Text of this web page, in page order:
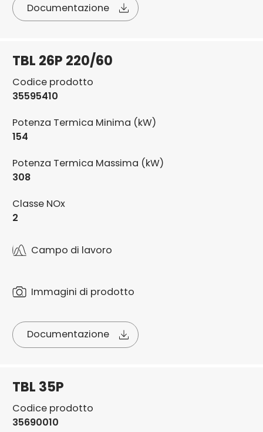
Documentazione
TBL 26P 220/60
Codice prodotto
35595410
Potenza Termica Minima (kW)
154
Potenza Termica Massima (kW)
308
Classe NOx
2
Campo di lavoro
Immagini di prodotto
Documentazione
TBL 35P
Codice prodotto
35690010